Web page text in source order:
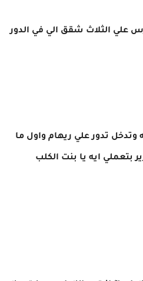
علي الثلاث شقق الي في الدور
تدور علي ريهام واول ما
بتعملي ايه يا بنت الكلب